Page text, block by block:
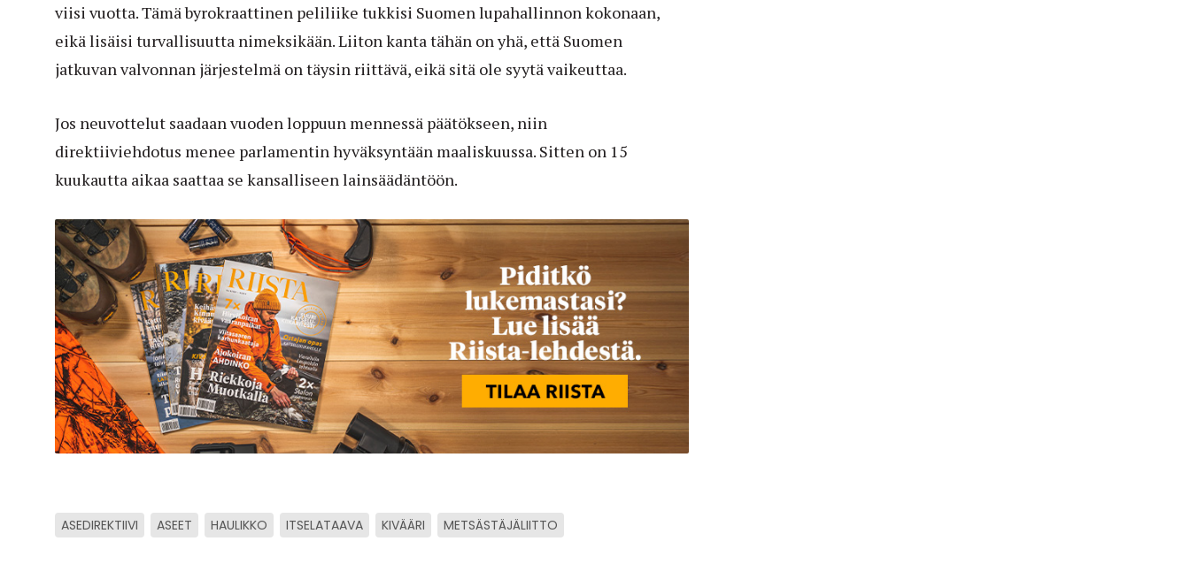
viisi vuotta. Tämä byrokraattinen peliliike tukkisi Suomen lupahallinnon kokonaan,
eikä lisäisi turvallisuutta nimeksikään. Liiton kanta tähän on yhä, että Suomen
jatkuvan valvonnan järjestelmä on täysin riittävä, eikä sitä ole syytä vaikeuttaa.
Jos neuvottelut saadaan vuoden loppuun mennessä päätökseen, niin
direktiiviehdotus menee parlamentin hyväksyntään maaliskuussa. Sitten on 15
kuukautta aikaa saattaa se kansalliseen lainsäädäntöön.
ASEDIREKTIIVI ASEET HAULIKKO ITSELATAAVA KIVÄÄRI METSÄSTÄJÄLIITTO